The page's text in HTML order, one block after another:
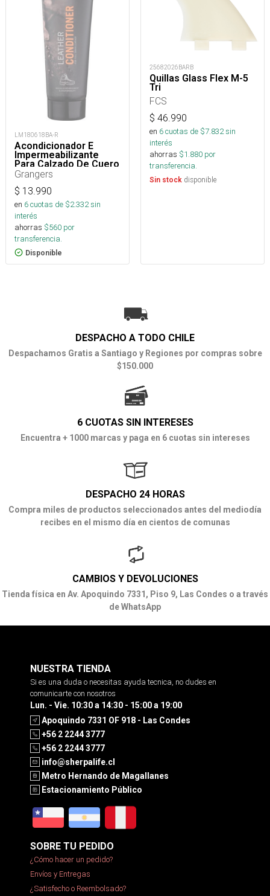
LM180618BA-R
Acondicionador E
Impermeabilizante
Para Calzado De Cuero
75 Ml
Grangers
$ 13.990
en 6cuotas de $2.332sin
interés
ahorras $560 por
transferencia.
Disponible
25682026BARB
Quillas Glass Flex M-5
Tri
FCS
$ 46.990
en 6cuotas de $7.832sin
interés
ahorras $1.880 por
transferencia.
Sin stock disponible
DESPACHO A TODO CHILE
Despachamos Gratis a Santiago y Regiones por compras sobre
$150.000
6 CUOTAS SIN INTERESES
Encuentra + 1000 marcas y paga en 6 cuotas sin intereses
DESPACHO 24 HORAS
Compra miles de productos seleccionados antes del mediodía
recibes en el mismo día en cientos de comunas
CAMBIOS Y DEVOLUCIONES
Tienda física en Av. Apoquindo 7331, Piso 9, Las Condes o a través
de WhatsApp
NUESTRA TIENDA
Si es una duda o necesitas ayuda tecnica, no dudes en
comunicarte con nosotros
Lun. - Vie. 10:30 a 14:30 - 15:00 a 19:00
Apoquindo 7331 OF 918 - Las Condes
+56 2 2244 3777
+56 2 2244 3777
info@sherpalife.cl
Metro Hernando de Magallanes
Estacionamiento Público
SOBRE TU PEDIDO
¿Cómo hacer un pedido?
Envíos y Entregas
¿Satisfecho o Reembolsado?